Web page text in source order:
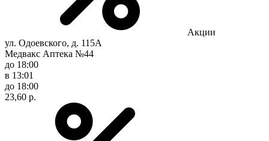
Акции
ул. Одоевского, д. 115А
Медвакс Аптека №44
до 18:00
в 13:01
до 18:00
23,60 р.